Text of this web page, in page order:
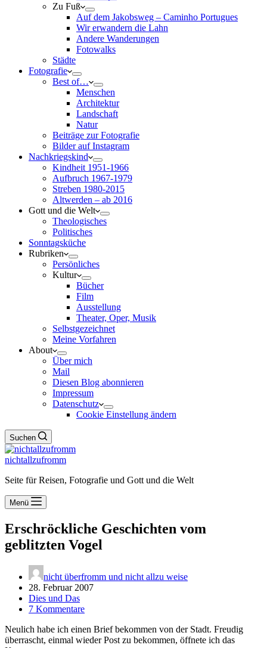
Zu Fuß
Auf dem Jakobsweg – Caminho Portugues
Wir erwandern die Lahn
Andere Wanderungen
Fotowalks
Städte
Fotografie
Best of…
Menschen
Architektur
Landschaft
Natur
Beiträge zur Fotografie
Bilder auf Instagram
Nachkriegskind
Kindheit 1951-1966
Aufbruch 1967-1979
Streben 1980-2015
Altwerden – ab 2016
Gott und die Welt
Theologisches
Politisches
Sonntagsküche
Rubriken
Persönliches
Kultur
Bücher
Film
Ausstellung
Theater, Oper, Musik
Selbstgezeichnet
Meine Vorfahren
About
Über mich
Mail
Diesen Blog abonnieren
Impressum
Datenschutz
Cookie Einstellung ändern
Suchen
nichtallzufromm
Seite für Reisen, Fotografie und Gott und die Welt
Menü
Erschröckliche Geschichten vom
geblitzten Vogel
nicht überfromm und nicht allzu weise
28. Februar 2007
Dies und Das
7 Kommentare
Neulich habe ich einen Brief bekommen von der Stadt. Freudig
überrascht, einmal wieder Post zu bekommen, öffnete ich das